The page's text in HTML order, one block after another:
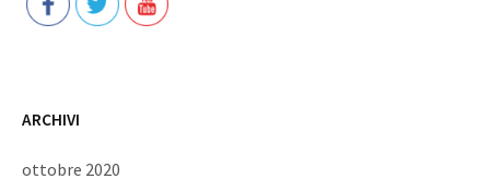
ARCHIVI
ottobre 2020